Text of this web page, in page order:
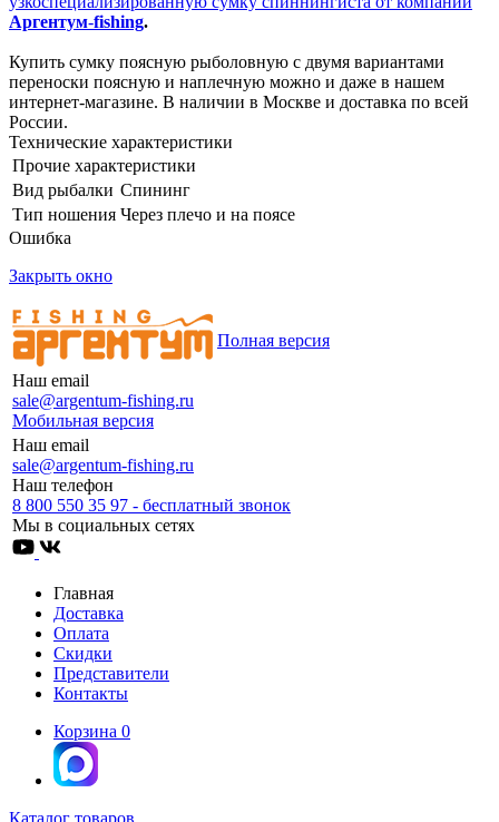
Аргентум-fishing.
Купить сумку поясную рыболовную с двумя вариантами
переноски поясную и наплечную можно и даже в нашем
интернет-магазине. В наличии в Москве и доставка по всей
России.
Технические характеристики
Прочие характеристики
Вид рыбалки Спининг
Тип ношения Через плечо и на поясе
Ошибка
Закрыть окно
Наш email
sale@argentum-fishing.ru
Мобильная версия
Полная версия
Наш email
sale@argentum-fishing.ru
Наш телефон
8 800 550 35 97 - бесплатный звонок
Мы в социальных сетях
Главная
Доставка
Оплата
Скидки
Представители
Контакты
Корзина 0
Каталог товаров